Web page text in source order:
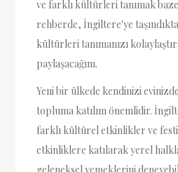
ve farklı kültürleri tanımak
rehberde, İngiltere'ye
kültürleri tanımanızı
paylaşacağım.
Yeni bir ülkede kendinizi
topluma katılım önemlidir.
farklı kültürel etkinlikler ve
etkinliklere katılarak yerel